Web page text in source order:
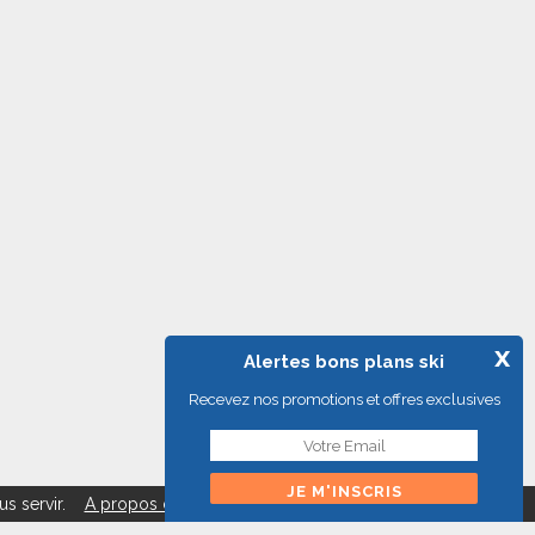
Alertes bons plans ski
Recevez nos promotions et offres exclusives
x
servir. A propos des cookies Fermer